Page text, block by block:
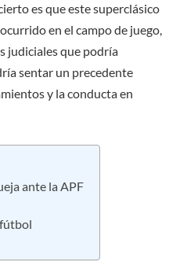
es que este superclásico
en el campo de juego,
judiciales que podría
sentar un precedente
y la conducta en
ante la APF